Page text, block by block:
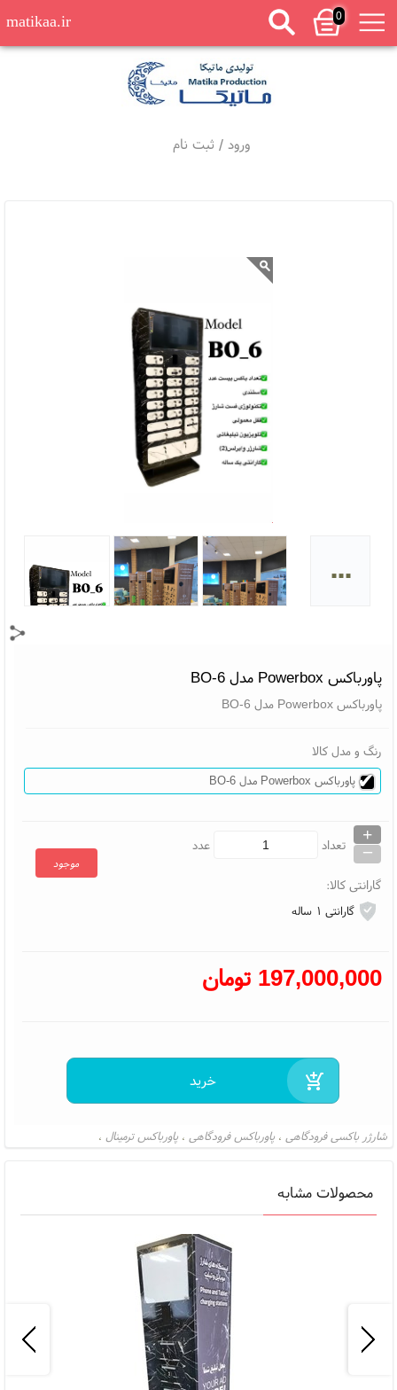
0
matikaa.ir
ورود / ثبت نام
...
پاورباکس Powerbox مدل 6-BO
پاورباکس Powerbox مدل 6-BO
رنگ و مدل کالا
پاورباکس Powerbox مدل 6-BO
تعداد
+
_ عدد
موجود
گارانتی کالا:
گارانتی ۱ ساله
197,000,000 تومان
شارژر باکسی فرودگاهی ، پاورباکس فرودگاهی ، پاورباکس ترمینال ،
محصولات مشابه